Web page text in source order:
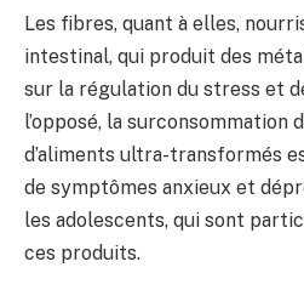
Les fibres, quant à elles,
intestinal, qui produit des
sur la régulation du stress et
l’opposé, la surconsommation
d’aliments ultra-transformés
de symptômes anxieux et
les adolescents, qui sont
ces produits.